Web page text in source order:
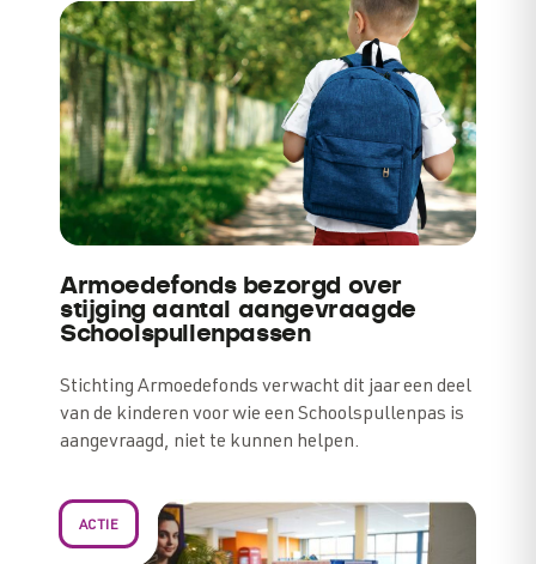
Armoedefonds bezorgd over
stijging aantal aangevraagde
Schoolspullenpassen
Stichting Armoedefonds verwacht dit jaar een deel
van de kinderen voor wie een Schoolspullenpas is
aangevraagd, niet te kunnen helpen.
ACTIE